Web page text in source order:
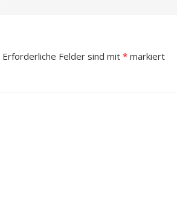
Erforderliche Felder sind mit * markiert